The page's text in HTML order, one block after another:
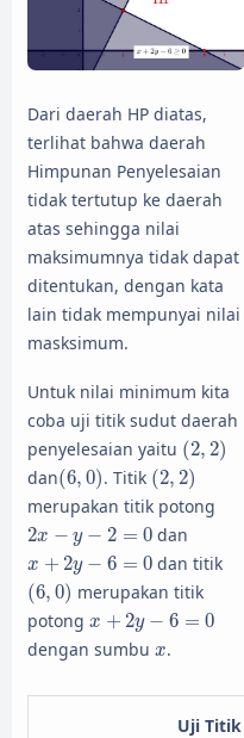
Dari daerah HP diatas,
terlihat bahwa daerah
Himpunan Penyelesaian
tidak tertutup ke daerah
atas sehingga nilai
maksimumnya tidak dapat
ditentukan, dengan kata
lain tidak mempunyai nilai
masksimum.
Untuk nilai minimum kita
coba uji titik sudut daerah
penyelesaian yaitu (2, 2)
(2 2)
dan(6, 0)
(6 0) . Titik (2, 2)
(2, 2)
merupakan titik potong
2x − y − 2 = 0
2x y− =0 dan
x + 2y − 6 = 0
x 2 y− =0 dan titik
(6, 0)
(6 0) merupakan titik
potong x + 2y − 6 = 0
x 2 y− =0
dengan sumbu x
x.
Uji Titik